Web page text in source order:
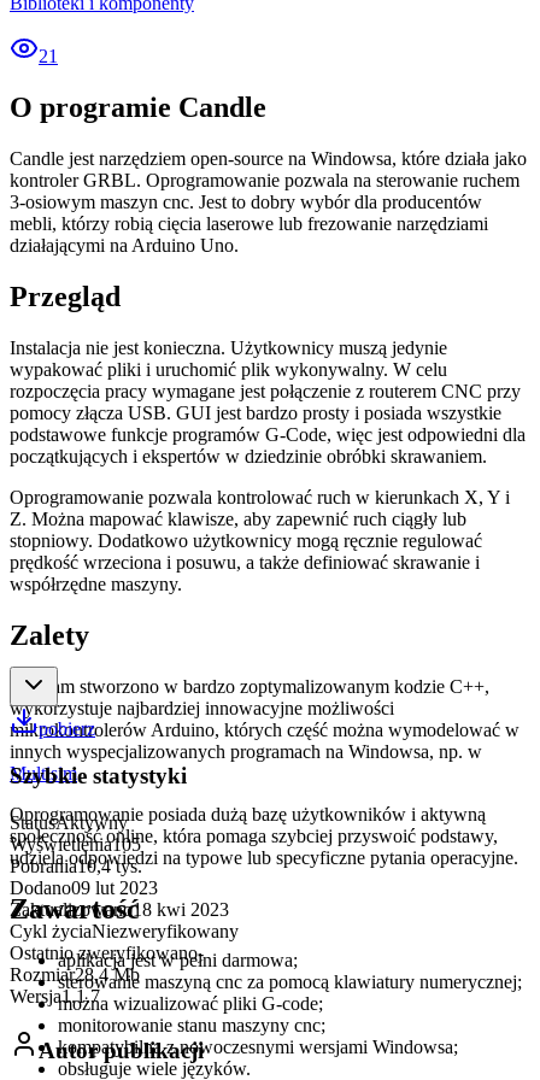
21
O programie Candle
Candle jest narzędziem open-source na Windowsa, które działa jako
kontroler GRBL. Oprogramowanie pozwala na sterowanie ruchem
3-osiowym maszyn cnc. Jest to dobry wybór dla producentów
mebli, którzy robią cięcia laserowe lub frezowanie narzędziami
działającymi na Arduino Uno.
Przegląd
Instalacja nie jest konieczna. Użytkownicy muszą jedynie
wypakować pliki i uruchomić plik wykonywalny. W celu
rozpoczęcia pracy wymagane jest połączenie z routerem CNC przy
pomocy złącza USB. GUI jest bardzo prosty i posiada wszystkie
podstawowe funkcje programów G-Code, więc jest odpowiedni dla
początkujących i ekspertów w dziedzinie obróbki skrawaniem.
Oprogramowanie pozwala kontrolować ruch w kierunkach X, Y i
Z. Można mapować klawisze, aby zapewnić ruch ciągły lub
stopniowy. Dodatkowo użytkownicy mogą ręcznie regulować
prędkość wrzeciona i posuwu, a także definiować skrawanie i
współrzędne maszyny.
Zalety
Program stworzono w bardzo zoptymalizowanym kodzie C++,
wykorzystuje najbardziej innowacyjne możliwości
mikrokontrolerów Arduino, których część można wymodelować w
innych wyspecjalizowanych programach na Windowsa, np. w
Multisim.
Oprogramowanie posiada dużą bazę użytkowników i aktywną
społeczność online, która pomaga szybciej przyswoić podstawy,
udziela odpowiedzi na typowe lub specyficzne pytania operacyjne.
Zawartość
aplikacja jest w pełni darmowa;
sterowanie maszyną cnc za pomocą klawiatury numerycznej;
można wizualizować pliki G-code;
monitorowanie stanu maszyny cnc;
kompatybilna z nowoczesnymi wersjami Windowsa;
obsługuje wiele języków.
pobierz
Szybkie statystyki
StatusAktywny
Wyświetlenia105
Pobrania10,4 tys.
Dodano09 lut 2023
Zaktualizowano18 kwi 2023
Cykl życiaNiezweryfikowany
Ostatnio zweryfikowano-
Rozmiar28,4 Mb
Wersja1.1.7
Autor publikacji